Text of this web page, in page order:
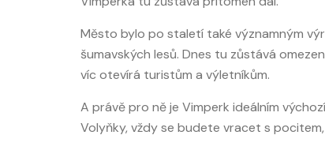
Město bylo po staletí také významným
šumavských lesů. Dnes tu zůstává
víc otevírá turistům a výletníkům.
A právě pro ně je Vimperk ideálním
Volyňky, vždy se budete vracet s